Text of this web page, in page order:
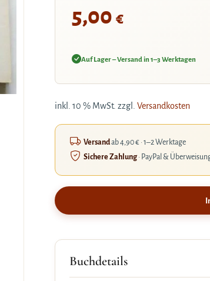
5,00 €
Auf Lager – Versand in 1–3 Werktagen
inkl. 10 % MwSt. zzgl. Versandkosten
Versandab 4,90 € · 1–2 Werktage
Sichere Zahlung· PayPal &
Buchdetails